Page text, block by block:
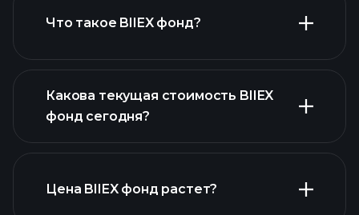
Что такое BIIEX фонд?
Какова текущая стоимость BIIEX
фонд сегодня?
Цена BIIEX фонд растет?